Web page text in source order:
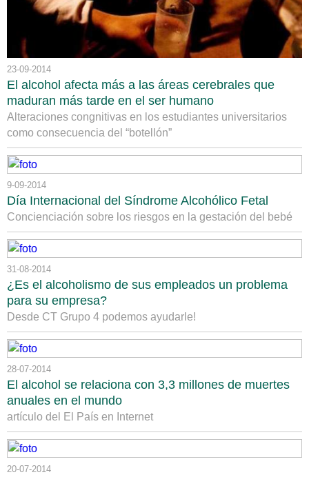
23-09-2014
El alcohol afecta más a las áreas cerebrales que
maduran más tarde en el ser humano
Alteraciones congnitivas en los estudiantes universitarios
como consecuencia del “botellón”
9-09-2014
Día Internacional del Síndrome Alcohólico Fetal
Concienciación sobre los riesgos en la gestación del bebé
31-08-2014
¿Es el alcoholismo de sus empleados un problema
para su empresa?
Desde CT Grupo 4 podemos ayudarle!
28-07-2014
El alcohol se relaciona con 3,3 millones de muertes
anuales en el mundo
artículo del El País en Internet
20-07-2014